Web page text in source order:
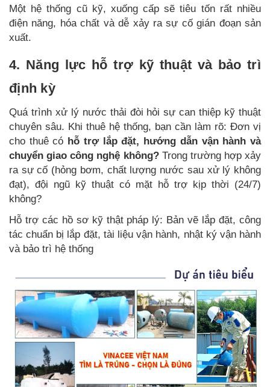
Một hệ thống cũ kỹ, xuống cấp sẽ tiêu tốn rất nhiều
điện năng, hóa chất và dễ xảy ra sự cố gián đoạn sản
xuất.
4. Năng lực hỗ trợ kỹ thuật và bảo trì
định kỳ
Quá trình xử lý nước thải đòi hỏi sự can thiệp kỹ thuật
chuyên sâu. Khi thuê hệ thống, bạn cần làm rõ: Đơn vị
cho thuê có hỗ trợ lắp đặt, hướng dẫn vận hành và
chuyển giao công nghệ không? Trong trường hợp xảy
ra sự cố (hỏng bơm, chất lượng nước sau xử lý không
đạt), đội ngũ kỹ thuật có mặt hỗ trợ kịp thời (24/7)
không?
Hỗ trợ các hồ sơ kỹ thật pháp lý: Bản vẽ lắp đặt, công
tác chuẩn bị lắp đặt, tài liệu vận hành, nhật ký vận hành
và bảo trì hệ thống